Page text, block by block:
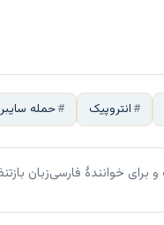
انتروپیک حمله
خوانندهٔ فارسی‌زبان